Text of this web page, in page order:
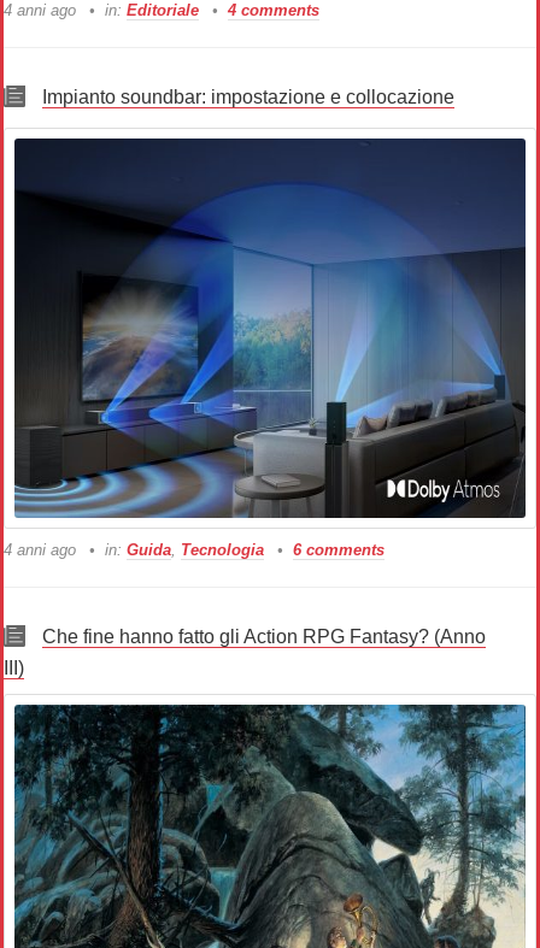
4 anni ago in: Editoriale 4 comments
Impianto soundbar: impostazione e collocazione
4 anni ago in: Guida, Tecnologia 6 comments
Che fine hanno fatto gli Action RPG Fantasy? (Anno
III)